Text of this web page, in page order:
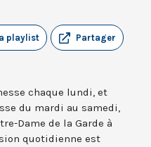
Partager
playlist
chaque lundi, et
du mardi au samedi,
Dame de la Garde à
quotidienne est